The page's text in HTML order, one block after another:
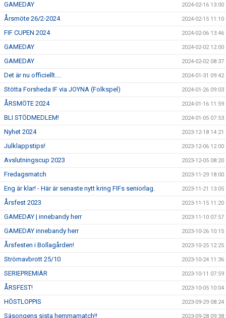
GAMEDAY 2024-02-16 13:00
Årsmöte 26/2-2024 2024-02-15 11:10
FIF CUPEN 2024 2024-02-06 13:46
GAMEDAY 2024-02-02 12:00
GAMEDAY 2024-02-02 08:37
Det är nu officiellt.... 2024-01-31 09:42
Stötta Forsheda IF via JOYNA (Folkspel) 2024-01-26 09:03
ÅRSMÖTE 2024 2024-01-16 11:59
BLI STÖDMEDLEM! 2024-01-05 07:53
Nyhet 2024 2023-12-18 14:21
Julklappstips! 2023-12-06 12:00
Avslutningscup 2023 2023-12-05 08:20
Fredagsmatch 2023-11-29 18:00
Eng är klar! - Här är senaste nytt kring FIFs seniorlag. 2023-11-21 13:05
Årsfest 2023 2023-11-15 11:20
GAMEDAY | innebandy herr 2023-11-10 07:57
GAMEDAY innebandy herr 2023-10-26 10:15
Årsfesten i Bollagården! 2023-10-25 12:25
Strömavbrott 25/10 2023-10-24 11:36
SERIEPREMIÄR 2023-10-11 07:59
ÅRSFEST! 2023-10-05 10:04
HÖSTLOPPIS 2023-09-29 08:24
Säsongens sista hemmamatch!! 2023-09-28 09:38